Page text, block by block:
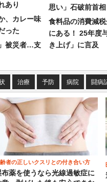
あり
、カレー味
った
被災者…支
思い」石破前首
食料品の消費減
にある！ 25年度
き上げ」に言及
治療 予防 病院 闘病
者の正しいクスリとの付き合い方
布薬を使うなら光線過敏症に